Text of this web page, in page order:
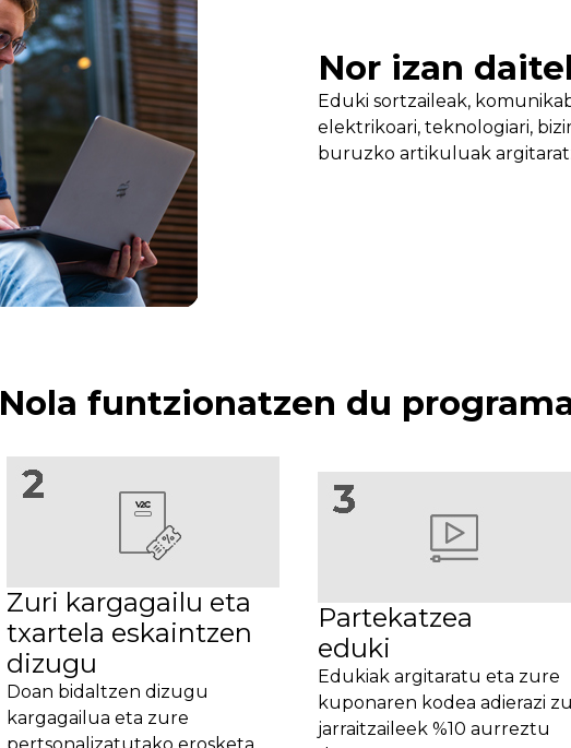
Nor izan
Eduki sortzaileak,
elektrikoari, teknologiari,
buruzko artikuluak
Nola funtzionatzen du
Zuri kargagailu eta
txartela eskaintzen
dizugu
Doan bidaltzen dizugu
kargagailua eta zure
Partekatzea
eduki
Edukiak argitaratu eta zure
kuponaren kodea adierazi
jarraitzaileek %10 aurreztu